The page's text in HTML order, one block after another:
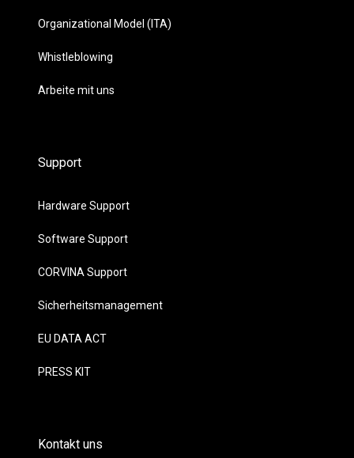
Organizational Model (ITA)
Whistleblowing
Arbeite mit uns
Support
Hardware Support
Software Support
CORVINA Support
Sicherheitsmanagement
EU DATA ACT
PRESS KIT
Kontakt uns